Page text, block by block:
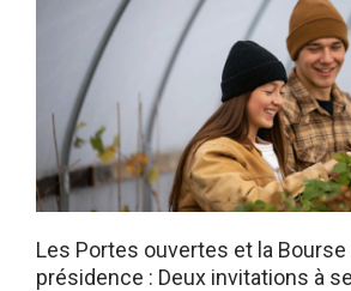
Les Portes ouvertes et la Bourse
présidence : Deux invitations à